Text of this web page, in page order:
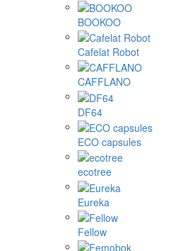
BOOKOO
Cafelat Robot
CAFFLANO
DF64
ECO capsules
ecotree
Eureka
Fellow